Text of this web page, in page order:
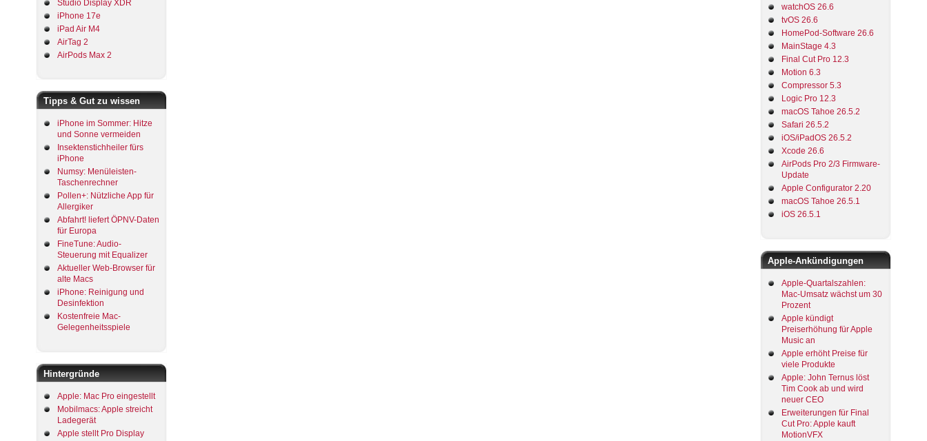
Studio Display XDR
iPhone 17e
iPad Air M4
AirTag 2
AirPods Max 2
Tipps & Gut zu wissen
iPhone im Sommer: Hitze
und Sonne vermeiden
Insektenstichheiler fürs
iPhone
Numsy: Menüleisten-
Taschenrechner
Pollen+: Nützliche App für
Allergiker
Abfahrt! liefert ÖPNV-Daten
für Europa
FineTune: Audio-
Steuerung mit Equalizer
Aktueller Web-Browser für
alte Macs
iPhone: Reinigung und
Desinfektion
Kostenfreie Mac-
Gelegenheitsspiele
Hintergründe
Apple: Mac Pro eingestellt
Mobilmacs: Apple streicht
Ladegerät
Apple stellt Pro Display
watchOS 26.6
tvOS 26.6
HomePod-Software 26.6
MainStage 4.3
Final Cut Pro 12.3
Motion 6.3
Compressor 5.3
Logic Pro 12.3
macOS Tahoe 26.5.2
Safari 26.5.2
iOS/iPadOS 26.5.2
Xcode 26.6
AirPods Pro 2/3 Firmware-
Update
Apple Configurator 2.20
macOS Tahoe 26.5.1
iOS 26.5.1
Apple-Ankündigungen
Apple-Quartalszahlen:
Mac-Umsatz wächst um 30
Prozent
Apple kündigt
Preiserhöhung für Apple
Music an
Apple erhöht Preise für
viele Produkte
Apple: John Ternus löst
Tim Cook ab und wird
neuer CEO
Erweiterungen für Final
Cut Pro: Apple kauft
MotionVFX